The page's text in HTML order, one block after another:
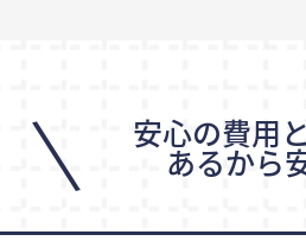
\ 安心の費用
あるから